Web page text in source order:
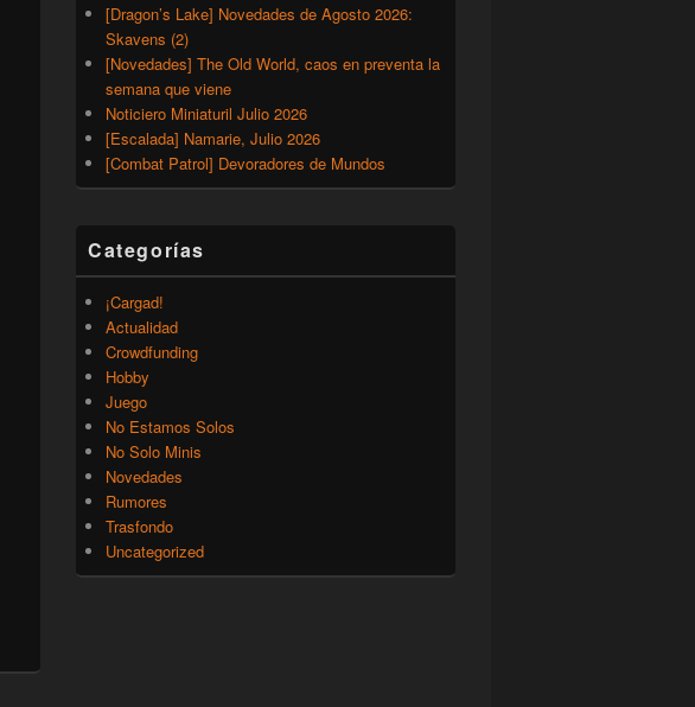
[Dragon’s Lake] Novedades de Agosto 2026:
Skavens (2)
[Novedades] The Old World, caos en preventa la
semana que viene
Noticiero Miniaturil Julio 2026
[Escalada] Namarie, Julio 2026
[Combat Patrol] Devoradores de Mundos
Categorías
¡Cargad!
Actualidad
Crowdfunding
Hobby
Juego
No Estamos Solos
No Solo Minis
Novedades
Rumores
Trasfondo
Uncategorized